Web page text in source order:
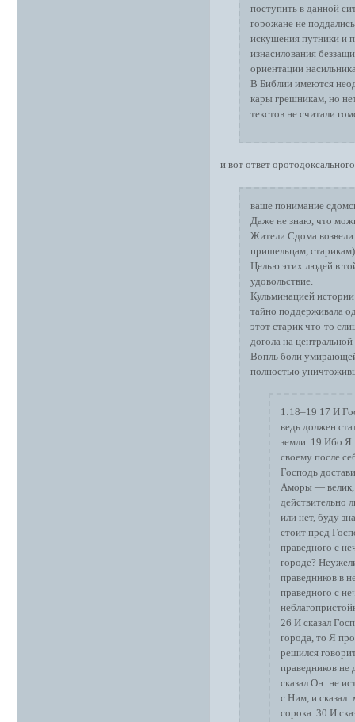
поступить в данной
горожане не
искушения путники и
изнасилования
ориентации
В Библии имеются
кары грешникам, но
текстов не считали
и вот ответ
ваше понимание
Даже не знаю, что
Жители Сдома
пришельцам,
Целью этих людей в
удовольствие.
Кульминацией
тайно поддерживала
этот старик что-то
догола на
Вопль боли
полностью
1:18–19 17 И
ведь должен
земли. 19 Ибо Я
своему после
Господь
Аморы — велик,
действительно
или нет, буду
стоит пред
праведного с
городе?
праведников в
праведного с
26 И сказал
города, то Я
решился
праведников не
сказал Он: не
с Ним, и сказал:
сорока. 30 И